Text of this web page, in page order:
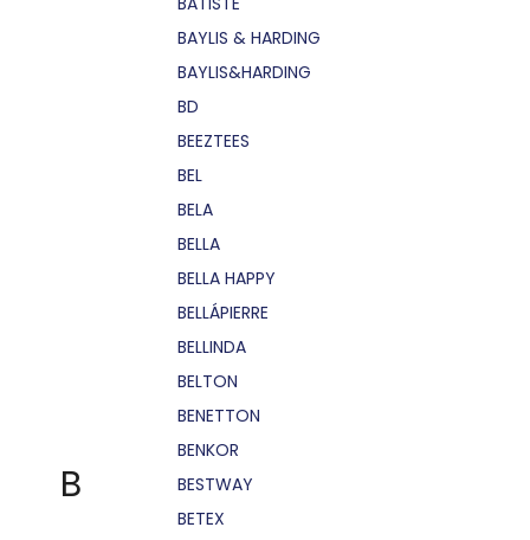
B
BAYLIS & HARDING
BAYLIS&HARDING
BD
BEEZTEES
BEL
BELA
BELLA
BELLA HAPPY
BELLÁPIERRE
BELLINDA
BELTON
BENETTON
BENKOR
BESTWAY
BETEX